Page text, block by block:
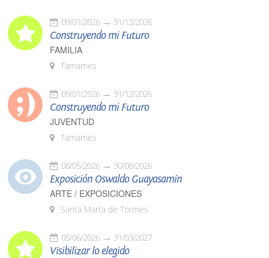
09/01/2026 31/12/2026
Construyendo mi Futuro
FAMILIA
Tamames
09/01/2026 31/12/2026
Construyendo mi Futuro
JUVENTUD
Tamames
08/05/2026 30/08/2026
Exposición Oswaldo Guayasamín
ARTE / EXPOSICIONES
Santa Marta de Tormes
05/06/2026 31/03/2027
Visibilizar lo elegido